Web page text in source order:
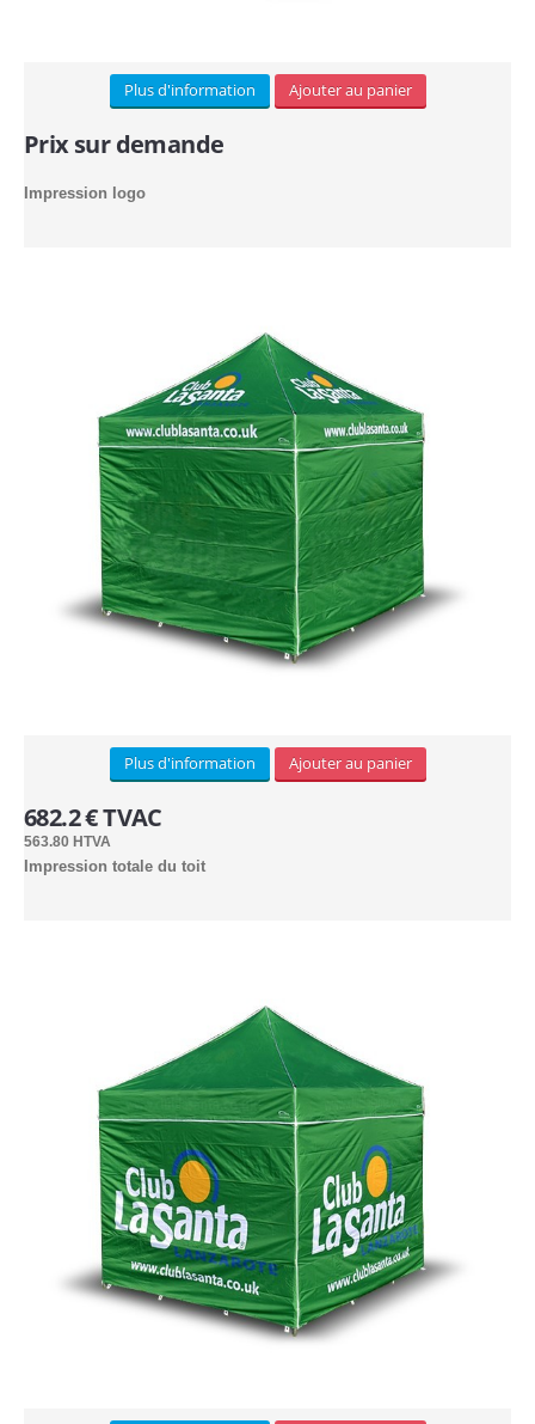
CONTACT
Plus d'information Ajouter au panier
Prix sur demande
Impression logo
Plus d'information Ajouter au panier
682.2 € TVAC
563.80 HTVA
Impression totale du toit